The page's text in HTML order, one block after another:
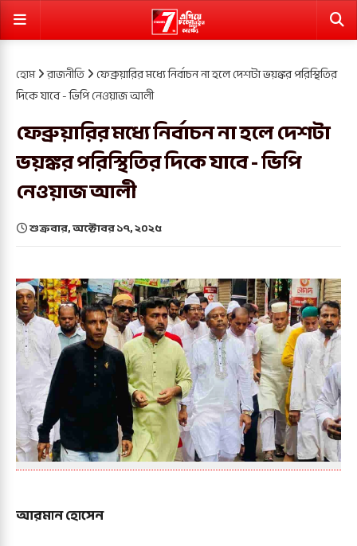
হোম রাজনীতি ফেব্রুয়ারির মধ্যে নির্বাচন না হলে দেশটা ভয়ঙ্কর পরিস্থিতির
দিকে যাবে - ভিপি নেওয়াজ আলী
ফেব্রুয়ারির মধ্যে নির্বাচন না হলে দেশটা
ভয়ঙ্কর পরিস্থিতির দিকে যাবে - ভিপি
নেওয়াজ আলী
শুক্রবার, অক্টোবর ১৭, ২০২৫
আরমান হোসেন